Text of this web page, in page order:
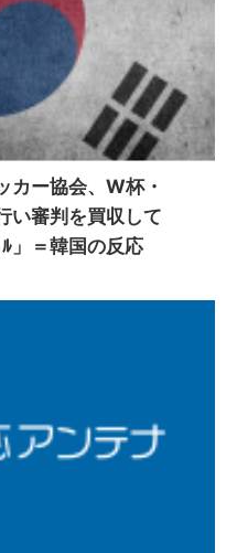
カー協会、W杯・
い審判を買収して
」＝韓国の反応